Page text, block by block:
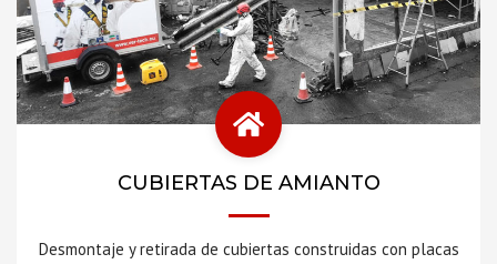
CUBIERTAS DE AMIANTO
Desmontaje y retirada de cubiertas construidas con placas